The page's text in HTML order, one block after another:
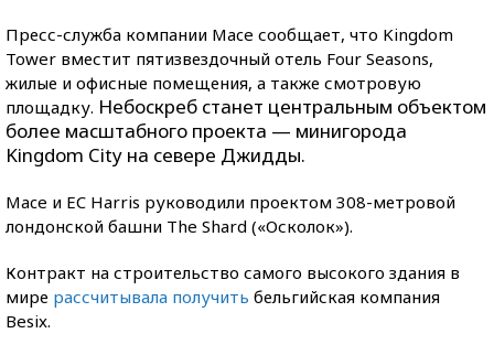
Пресс-служба компании Mace сообщает, что Kingdom
Tower вместит пятизвездочный отель Four Seasons,
жилые и офисные помещения, а также смотровую
площадку. Небоскреб станет центральным объектом
более масштабного проекта — минигорода
Kingdom City на севере Джидды.
Mace и EC Harris руководили проектом 308-метровой
лондонской башни The Shard («Осколок»).
Контракт на строительство самого высокого здания в
мире рассчитывала получить бельгийская компания
Besix.